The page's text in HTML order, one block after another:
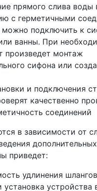
прямого слива воды
с герметичными
подключить к
ванны. При
произведет монтаж
сифона или
и подключения
качественно
соединений
в зависимости от
приведет:
удлинения шлангов
установка устройства